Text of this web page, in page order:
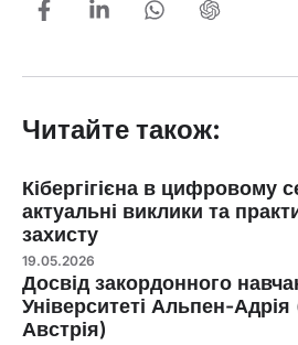
Читайте також:
Кібергігієна в цифровому
актуальні виклики та
захисту
19.05.2026
Досвід закордонного
Університеті Альпен-
Австрія)